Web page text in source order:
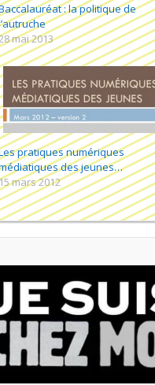
: la politique de
mai 2013
pratiques numériques
des jeunes…
mars 2012